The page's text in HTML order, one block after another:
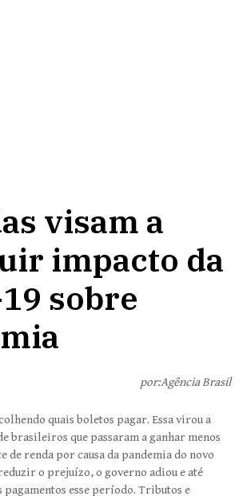
visam a
impacto da
sobre
por:Agência Brasil
quais boletos pagar. Essa virou a
brasileiros que passaram a ganhar menos
de renda por causa da pandemia do novo
o prejuízo, o governo adiou e até
pagamentos esse período. Tributos e